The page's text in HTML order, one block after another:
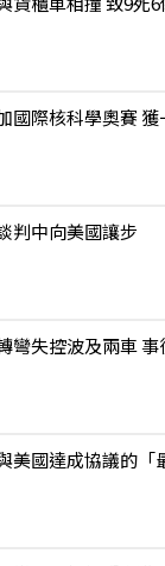
國際核科學奧賽 獲
判中向美國讓步
彎失控波及兩車
美國達成協議的「